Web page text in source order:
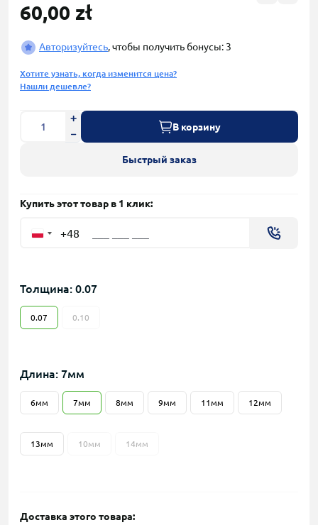
60,00 zł
Авторизуйтесь, чтобы получить бонусы: 3
Хотите узнать, когда изменится цена?
Нашли дешевле?
В корзину
Быстрый заказ
Купить этот товар в 1 клик:
+48
Толщина: 0.07
0.07 0.10
Длина: 7мм
6мм 7мм 8мм 9мм 11мм 12мм
13мм 10мм 14мм
Доставка этого товара: